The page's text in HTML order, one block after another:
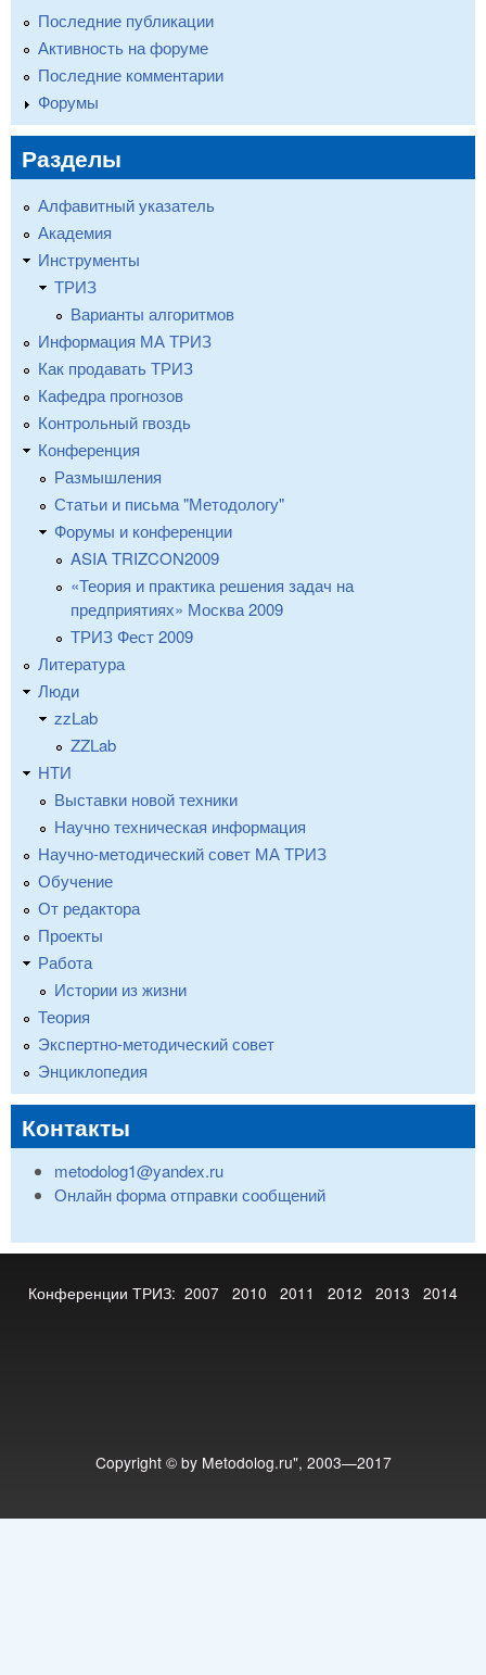
Последние публикации
Активность на форуме
Последние комментарии
Форумы
Разделы
Алфавитный указатель
Академия
Инструменты
ТРИЗ
Варианты алгоритмов
Информация МА ТРИЗ
Как продавать ТРИЗ
Кафедра прогнозов
Контрольный гвоздь
Конференция
Размышления
Статьи и письма "Методологу"
Форумы и конференции
ASIA TRIZCON2009
«Теория и практика решения задач на
предприятиях» Москва 2009
ТРИЗ Фест 2009
Литература
Люди
zzLab
ZZLab
НТИ
Выставки новой техники
Научно техническая информация
Научно-методический совет МА ТРИЗ
Обучение
От редактора
Проекты
Работа
Истории из жизни
Теория
Экспертно-методический совет
Энциклопедия
Контакты
metodolog1@yandex.ru
Онлайн форма отправки сообщений
Конференции ТРИЗ: 2007 2010 2011 2012 2013 2014
Copyright © by Metodolog.ru", 2003—2017